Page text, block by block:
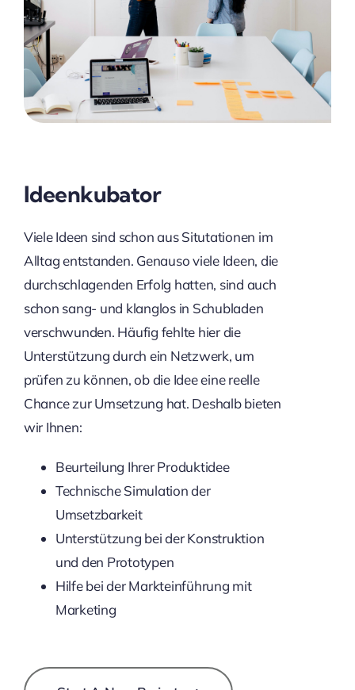
Ideenkubator
Viele Ideen sind schon aus Situtationen im
Alltag entstanden. Genauso viele Ideen, die
durchschlagenden Erfolg hatten, sind auch
schon sang- und klanglos in Schubladen
verschwunden. Häufig fehlte hier die
Unterstützung durch ein Netzwerk, um
prüfen zu können, ob die Idee eine reelle
Chance zur Umsetzung hat. Deshalb bieten
wir Ihnen:
Beurteilung Ihrer Produktidee
Technische Simulation der
Umsetzbarkeit
Unterstützung bei der Konstruktion
und den Prototypen
Hilfe bei der Markteinführung mit
Marketing